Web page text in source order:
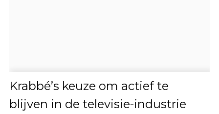
Krabbé’s keuze om actief te
blijven in de televisie-industrie